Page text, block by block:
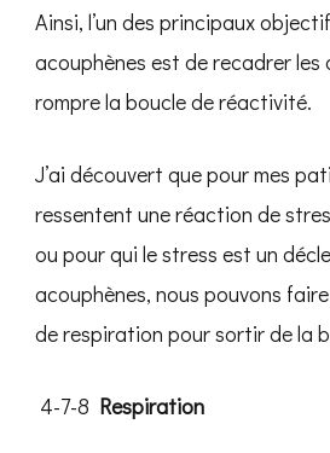
Ainsi, l’un des principaux
acouphènes est de recadrer les
rompre la boucle de réactivité.
J’ai découvert que pour mes
ressentent une réaction de
ou pour qui le stress est un
acouphènes, nous pouvons
de respiration pour sortir de la
‍ 4-7-8 Respiration